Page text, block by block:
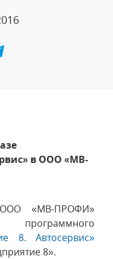
в ООО «МВ-
ООО «МВ-ПРОФИ»
8. Автосервис»
8».